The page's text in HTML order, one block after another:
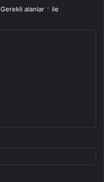
Gerekli alanlar * ile